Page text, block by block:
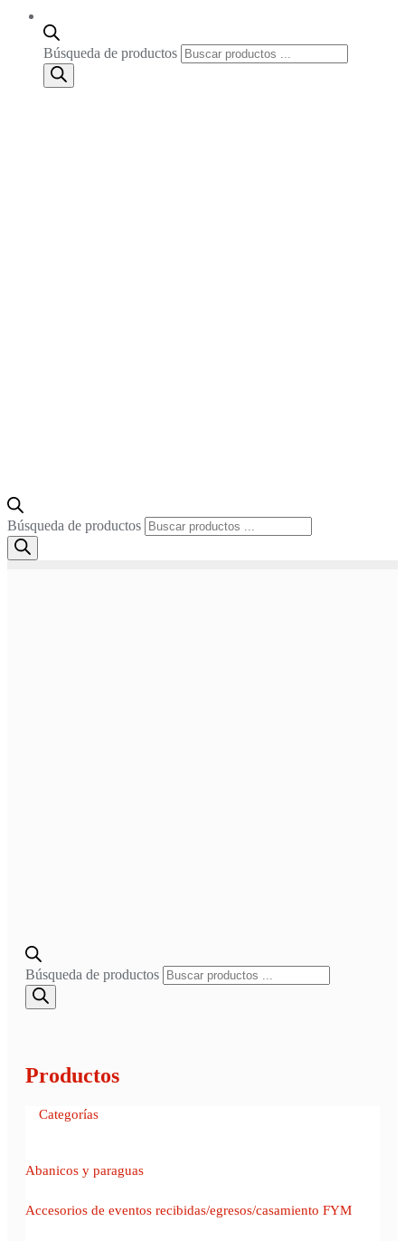
Búsqueda de productos
Búsqueda de productos
Búsqueda de productos
Productos
Categorías
Abanicos y paraguas
Accesorios de eventos recibidas/egresos/casamiento FYM